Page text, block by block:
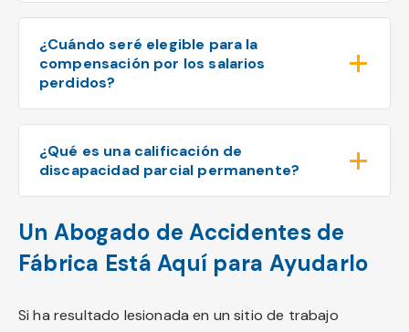
¿Cuándo seré elegible para la
compensación por los salarios
perdidos?
¿Qué es una calificación de
discapacidad parcial permanente?
Un Abogado de Accidentes de
Fábrica Está Aquí para Ayudarlo
Si ha resultado lesionada en un sitio de trabajo